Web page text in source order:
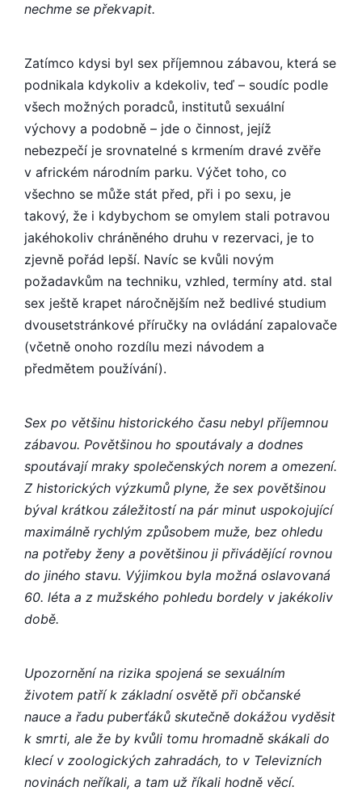
nechme se překvapit.
Zatímco kdysi byl sex příjemnou zábavou, která se
podnikala kdykoliv a kdekoliv, teď – soudíc podle
všech možných poradců, institutů sexuální
výchovy a podobně – jde o činnost, jejíž
nebezpečí je srovnatelné s krmením dravé zvěře
v africkém národním parku. Výčet toho, co
všechno se může stát před, při i po sexu, je
takový, že i kdybychom se omylem stali potravou
jakéhokoliv chráněného druhu v rezervaci, je to
zjevně pořád lepší. Navíc se kvůli novým
požadavkům na techniku, vzhled, termíny atd. stal
sex ještě krapet náročnějším než bedlivé studium
dvousetstránkové příručky na ovládání zapalovače
(včetně onoho rozdílu mezi návodem a
předmětem používání).
Sex po většinu historického času nebyl příjemnou
zábavou. Povětšinou ho spoutávaly a dodnes
spoutávají mraky společenských norem a omezení.
Z historických výzkumů plyne, že sex povětšinou
býval krátkou záležitostí na pár minut uspokojující
maximálně rychlým způsobem muže, bez ohledu
na potřeby ženy a povětšinou ji přivádějící rovnou
do jiného stavu. Výjimkou byla možná oslavovaná
60. léta a z mužského pohledu bordely v jakékoliv
době.
Upozornění na rizika spojená se sexuálním
životem patří k základní osvětě při občanské
nauce a řadu puberťáků skutečně dokážou vyděsit
k smrti, ale že by kvůli tomu hromadně skákali do
klecí v zoologických zahradách, to v Televizních
novinách neříkali, a tam už říkali hodně věcí.